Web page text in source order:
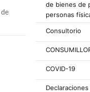
de bienes de
personas
Consultorio
COVID-19